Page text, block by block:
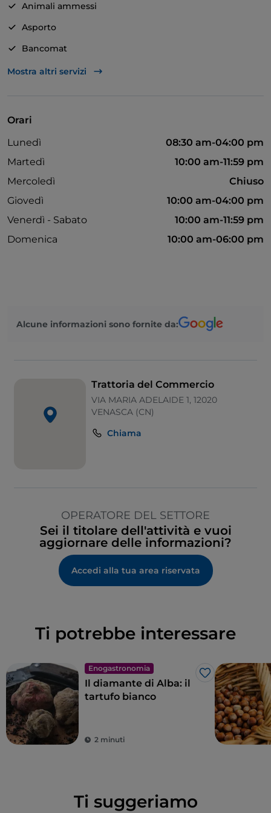
Animali ammessi
Asporto
Bancomat
Mastercard
Mostra altri servizi
Orari
Lunedì
08:30 am-04:00 pm
Martedì
10:00 am-11:59 pm
Mercoledì
Chiuso
Giovedì
10:00 am-04:00 pm
Venerdì - Sabato
10:00 am-11:59 pm
Domenica
10:00 am-06:00 pm
Alcune informazioni sono fornite da:
Trattoria del Commercio
VIA MARIA ADELAIDE 1, 12020
VENASCA (CN)
Chiama
OPERATORE DEL SETTORE
Sei il titolare dell'attività e vuoi
aggiornare delle informazioni?
Accedi alla tua area riservata
Ti potrebbe interessare
Enogastronomia
Like
Il diamante di Alba: il
tartufo bianco
2 minuti
Ti suggeriamo